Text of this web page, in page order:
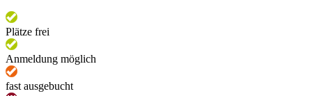
Plätze frei
Anmeldung möglich
fast ausgebucht